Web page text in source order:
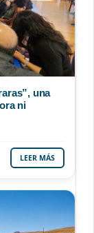
una
ni
LEER MÁS